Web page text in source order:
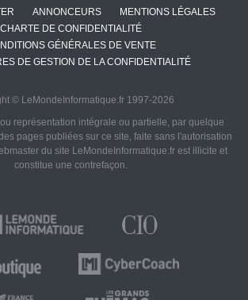
ANNONCEURS
MENTIONS LÉGALES
CHARTE DE CONFIDENTIALITÉ
GÉNÉRALES DE VENTE
DE GESTION DE LA CONFIDENTIALITÉ
© LeMondeInformatique.fr 1997-2026
représentation intégrale ou partielle, par quelque
pages publiées sur ce site, faite sans l'autorisation
du site LeMondeInformatique.fr est illicite et
constitue une contrefaçon.